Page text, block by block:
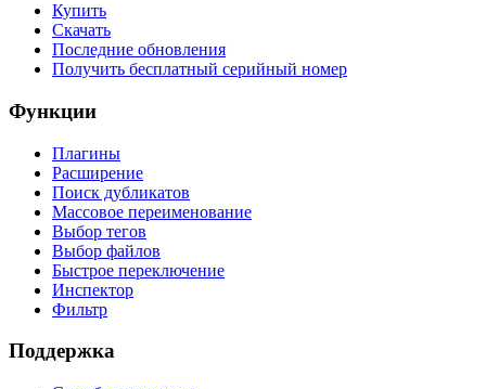
Купить
Скачать
Последние обновления
Получить бесплатный серийный номер
Функции
Плагины
Расширение
Поиск дубликатов
Массовое переименование
Выбор тегов
Выбор файлов
Быстрое переключение
Инспектор
Фильтр
Поддержка